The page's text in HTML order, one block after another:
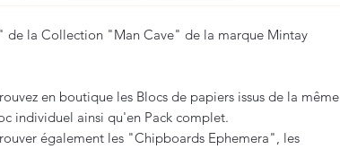
de la Collection "Man Cave" de la marque Mintay
en boutique les Blocs de papiers issus de la même
individuel ainsi qu'en Pack complet.
également les "Chipboards Ephemera", les